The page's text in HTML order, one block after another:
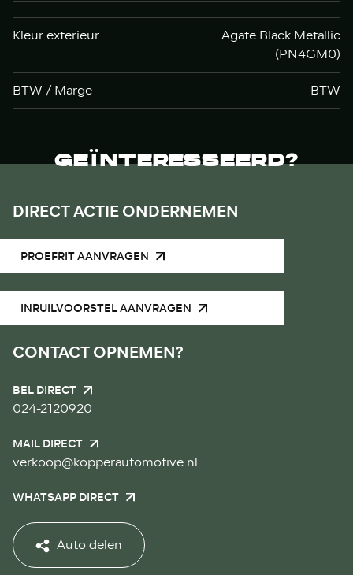
Kleur exterieur
Agate Black Metallic
(PN4GM0)
BTW / Marge
BTW
GEÏNTERESSEERD?
DIRECT ACTIE ONDERNEMEN
PROEFRIT AANVRAGEN
INRUILVOORSTEL AANVRAGEN
CONTACT OPNEMEN?
BEL DIRECT
024-2120920
MAIL DIRECT
verkoop@kopperautomotive.nl
WHATSAPP DIRECT
Auto delen